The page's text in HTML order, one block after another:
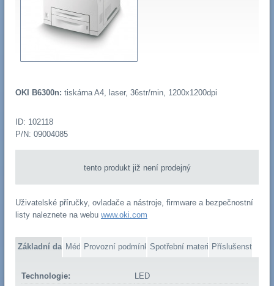
OKI B6300n: tiskárna A4, laser, 36str/min, 1200x1200dpi
ID: 102118
P/N: 09004085
tento produkt již není prodejný
Uživatelské příručky, ovladače a nástroje, firmware a bezpečnostní
listy naleznete na webu www.oki.com
Základní dataMédiaProvozní podmínkySpotřební materiálPříslušenství
Technologie:
LED